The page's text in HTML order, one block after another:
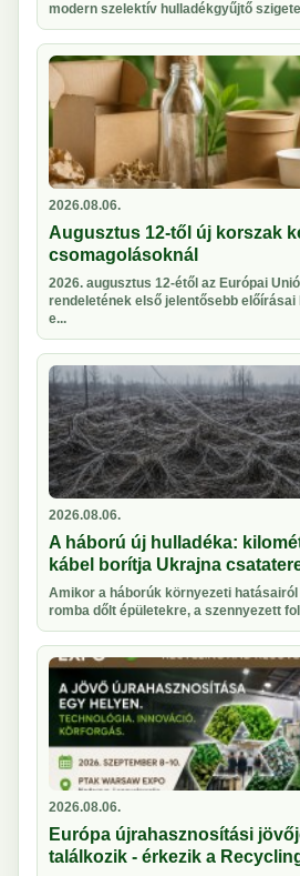
modern szelektív hulladékgyűjtő
2026.08.06.
Augusztus 12-től új korszak
csomagolásoknál
2026. augusztus 12-étől az Európai
rendeletének első jelentősebb előírásai
e...
2026.08.06.
A háború új hulladéka:
kábel borítja Ukrajna
Amikor a háborúk környezeti
romba dőlt épületekre, a szennyezett
2026.08.06.
Európa újrahasznosítási
találkozik - érkezik a